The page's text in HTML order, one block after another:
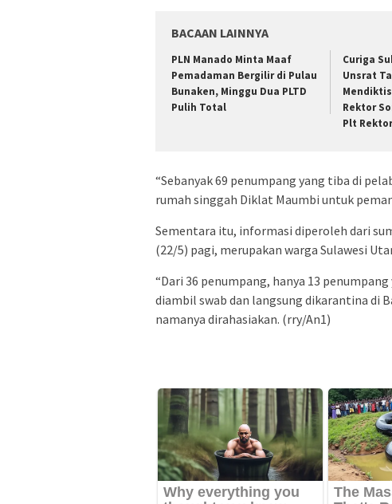
BACAAN LAINNYA
PLN Manado Minta Maaf
Pemadaman Bergilir di Pulau
Bunaken, Minggu Dua PLTD
Pulih Total
Curiga
Unsrat
Rektor
Plt
“Sebanyak 69 penumpang yang tiba di
rumah singgah Diklat Maumbi untuk
Sementara itu, informasi diperoleh dari
(22/5) pagi, merupakan warga Sulawesi
“Dari 36 penumpang, hanya 13
diambil swab dan langsung dikarantina di
namanya dirahasiakan. (rry/An1)